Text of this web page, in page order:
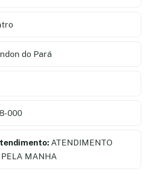
do Pará
000
ATENDIMENTO
MANHA